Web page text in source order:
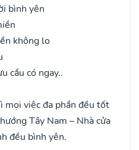
bình yên
không lo
cầu có ngay..
mọi việc đa phần đều tốt
Tây Nam – Nhà cửa
đều bình yên.